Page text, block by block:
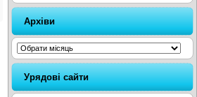
Архіви
Архіви
Урядові сайти